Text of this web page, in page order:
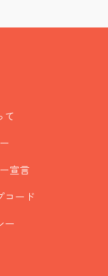
て
宣言
コード
ー